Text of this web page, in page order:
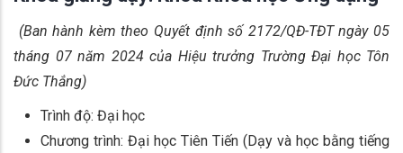
(Ban hành kèm theo Quyết định số 2172/QĐ-TĐT ngày 05
tháng 07 năm 2024 của Hiệu trưởng Trường Đại học Tôn
Đức Thắng)
Trình độ: Đại học
Chương trình: Đại học Tiên Tiến (Dạy và học bằng tiếng